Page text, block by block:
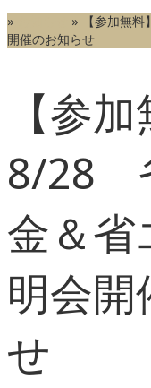
»
»
【参加無
開催のお知らせ
【参加
8/28
金＆省
明会開
せ